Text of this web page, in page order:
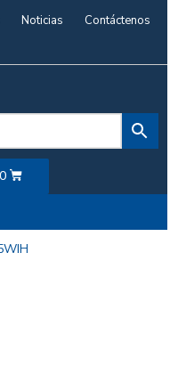
Noticias
Contáctenos
0